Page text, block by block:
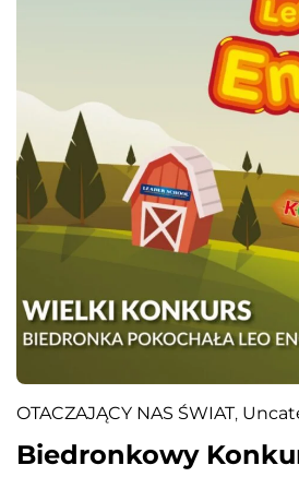
OTACZAJĄCY NAS ŚWIAT,
Biedronkowy